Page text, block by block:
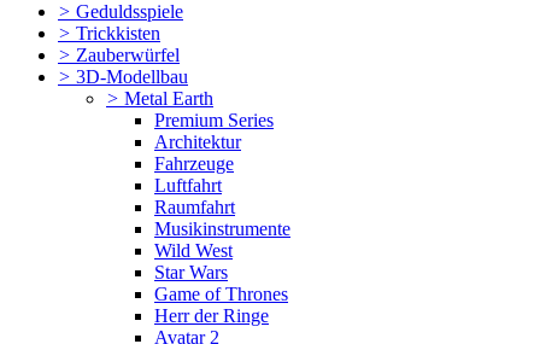
> Geduldsspiele
> Trickkisten
> Zauberwürfel
> 3D-Modellbau
> Metal Earth
Premium Series
Architektur
Fahrzeuge
Luftfahrt
Raumfahrt
Musikinstrumente
Wild West
Star Wars
Game of Thrones
Herr der Ringe
Avatar 2